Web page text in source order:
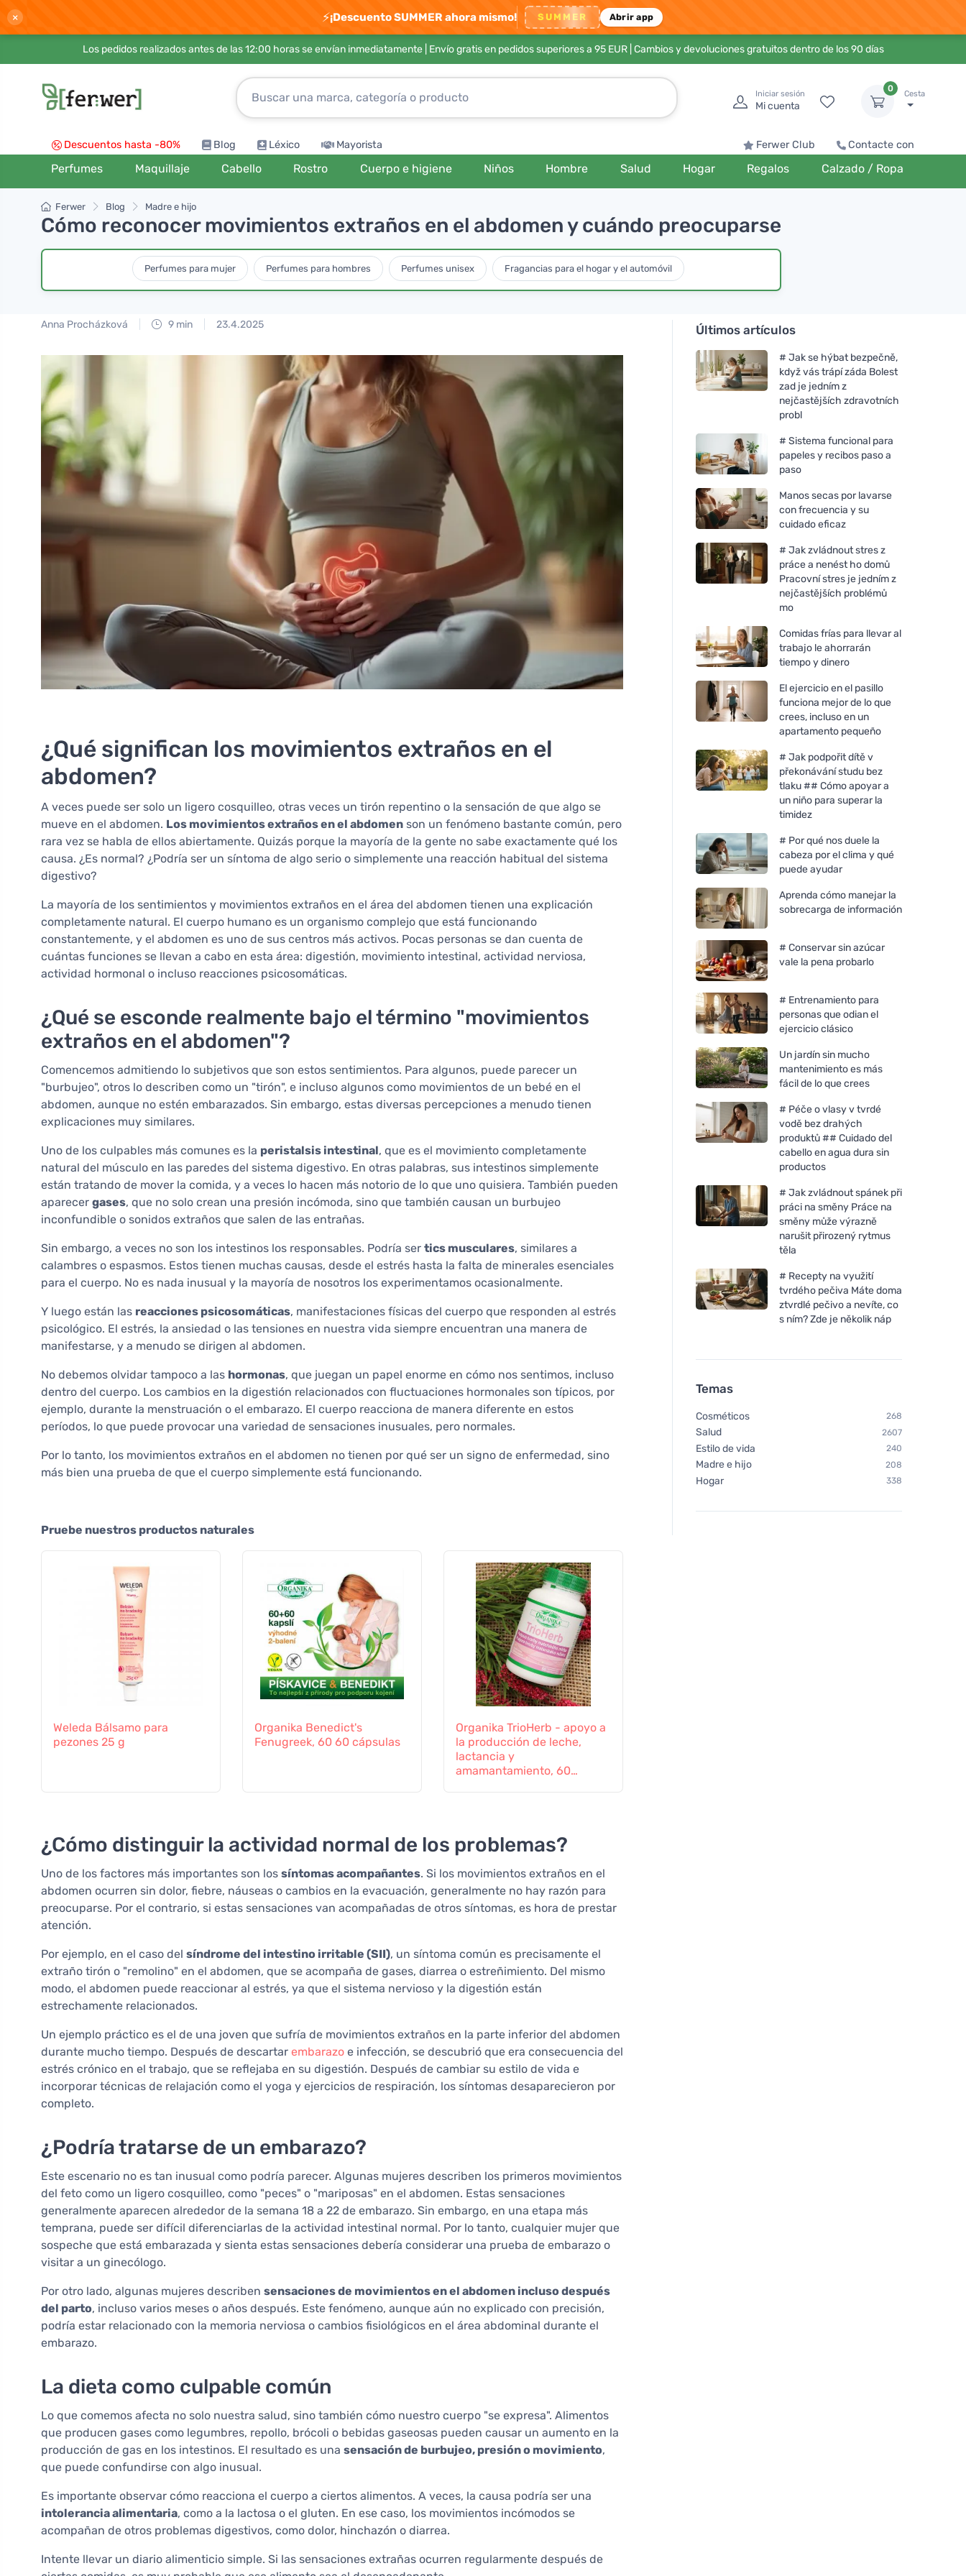
× ⚡¡Descuento SUMMER ahora mismo! SUMMER Abrir app
Los pedidos realizados antes de las 12:00 horas se envían inmediatamente | Envío gratis en pedidos superiores a 95 EUR| Cambios y devoluciones gratuitos dentro de los 90 días
Iniciar sesión
Mi cuenta
0
Cesta
Descuentos hasta -80% Blog Léxico Mayorista Ferwer Club Contacte con
Perfumes Maquillaje Cabello Rostro Cuerpo e higiene Niños Hombre Salud Hogar Regalos Calzado / Ropa
Ferwer Blog Madre e hijo
Cómo reconocer movimientos extraños en el abdomen y cuándo preocuparse
Perfumes para mujer Perfumes para hombres Perfumes unisex Fragancias para el hogar y el automóvil
Anna Procházková 9 min 23.4.2025
¿Qué significan los movimientos extraños en el
abdomen?
A veces puede ser solo un ligero cosquilleo, otras veces un tirón repentino o la sensación de que algo se
mueve en el abdomen. Los movimientos extraños en el abdomen son un fenómeno bastante común, pero
rara vez se habla de ellos abiertamente. Quizás porque la mayoría de la gente no sabe exactamente qué los
causa. ¿Es normal? ¿Podría ser un síntoma de algo serio o simplemente una reacción habitual del sistema
digestivo?
La mayoría de los sentimientos y movimientos extraños en el área del abdomen tienen una explicación
completamente natural. El cuerpo humano es un organismo complejo que está funcionando
constantemente, y el abdomen es uno de sus centros más activos. Pocas personas se dan cuenta de
cuántas funciones se llevan a cabo en esta área: digestión, movimiento intestinal, actividad nerviosa,
actividad hormonal o incluso reacciones psicosomáticas.
¿Qué se esconde realmente bajo el término "movimientos
extraños en el abdomen"?
Comencemos admitiendo lo subjetivos que son estos sentimientos. Para algunos, puede parecer un
"burbujeo", otros lo describen como un "tirón", e incluso algunos como movimientos de un bebé en el
abdomen, aunque no estén embarazados. Sin embargo, estas diversas percepciones a menudo tienen
explicaciones muy similares.
Uno de los culpables más comunes es la peristalsis intestinal, que es el movimiento completamente
natural del músculo en las paredes del sistema digestivo. En otras palabras, sus intestinos simplemente
están tratando de mover la comida, y a veces lo hacen más notorio de lo que uno quisiera. También pueden
aparecer gases, que no solo crean una presión incómoda, sino que también causan un burbujeo
inconfundible o sonidos extraños que salen de las entrañas.
Sin embargo, a veces no son los intestinos los responsables. Podría ser tics musculares, similares a
calambres o espasmos. Estos tienen muchas causas, desde el estrés hasta la falta de minerales esenciales
para el cuerpo. No es nada inusual y la mayoría de nosotros los experimentamos ocasionalmente.
Y luego están las reacciones psicosomáticas, manifestaciones físicas del cuerpo que responden al estrés
psicológico. El estrés, la ansiedad o las tensiones en nuestra vida siempre encuentran una manera de
manifestarse, y a menudo se dirigen al abdomen.
No debemos olvidar tampoco a las hormonas, que juegan un papel enorme en cómo nos sentimos, incluso
dentro del cuerpo. Los cambios en la digestión relacionados con fluctuaciones hormonales son típicos, por
ejemplo, durante la menstruación o el embarazo. El cuerpo reacciona de manera diferente en estos
períodos, lo que puede provocar una variedad de sensaciones inusuales, pero normales.
Por lo tanto, los movimientos extraños en el abdomen no tienen por qué ser un signo de enfermedad, sino
más bien una prueba de que el cuerpo simplemente está funcionando.
Pruebe nuestros productos naturales
Weleda Bálsamo para
pezones 25 g
Organika Benedict's
Fenugreek, 60 60 cápsulas
Organika TrioHerb - apoyo a
la producción de leche,
lactancia y
amamantamiento, 60
¿Cómo distinguir la actividad normal de los problemas?
Uno de los factores más importantes son los síntomas acompañantes. Si los movimientos extraños en el
abdomen ocurren sin dolor, fiebre, náuseas o cambios en la evacuación, generalmente no hay razón para
preocuparse. Por el contrario, si estas sensaciones van acompañadas de otros síntomas, es hora de prestar
atención.
Por ejemplo, en el caso del síndrome del intestino irritable (SII), un síntoma común es precisamente el
extraño tirón o "remolino" en el abdomen, que se acompaña de gases, diarrea o estreñimiento. Del mismo
modo, el abdomen puede reaccionar al estrés, ya que el sistema nervioso y la digestión están
estrechamente relacionados.
Un ejemplo práctico es el de una joven que sufría de movimientos extraños en la parte inferior del abdomen
durante mucho tiempo. Después de descartar embarazo e infección, se descubrió que era consecuencia del
estrés crónico en el trabajo, que se reflejaba en su digestión. Después de cambiar su estilo de vida e
incorporar técnicas de relajación como el yoga y ejercicios de respiración, los síntomas desaparecieron por
completo.
¿Podría tratarse de un embarazo?
Este escenario no es tan inusual como podría parecer. Algunas mujeres describen los primeros movimientos
del feto como un ligero cosquilleo, como "peces" o "mariposas" en el abdomen. Estas sensaciones
generalmente aparecen alrededor de la semana 18 a 22 de embarazo. Sin embargo, en una etapa más
temprana, puede ser difícil diferenciarlas de la actividad intestinal normal. Por lo tanto, cualquier mujer que
sospeche que está embarazada y sienta estas sensaciones debería considerar una prueba de embarazo o
visitar a un ginecólogo.
Por otro lado, algunas mujeres describen sensaciones de movimientos en el abdomen incluso después
del parto, incluso varios meses o años después. Este fenómeno, aunque aún no explicado con precisión,
podría estar relacionado con la memoria nerviosa o cambios fisiológicos en el área abdominal durante el
embarazo.
La dieta como culpable común
Lo que comemos afecta no solo nuestra salud, sino también cómo nuestro cuerpo "se expresa". Alimentos
que producen gases como legumbres, repollo, brócoli o bebidas gaseosas pueden causar un aumento en la
producción de gas en los intestinos. El resultado es una sensación de burbujeo, presión o movimiento,
que puede confundirse con algo inusual.
Es importante observar cómo reacciona el cuerpo a ciertos alimentos. A veces, la causa podría ser una
intolerancia alimentaria, como a la lactosa o el gluten. En ese caso, los movimientos incómodos se
acompañan de otros problemas digestivos, como dolor, hinchazón o diarrea.
Intente llevar un diario alimenticio simple. Si las sensaciones extrañas ocurren regularmente después de
Últimos artículos
# Jak se hýbat bezpečně,
když vás trápí záda Bolest
zad je jedním z
nejčastějších zdravotních
probl
# Sistema funcional para
papeles y recibos paso a
paso
Manos secas por lavarse
con frecuencia y su
cuidado eficaz
# Jak zvládnout stres z
práce a nenést ho domů
Pracovní stres je jedním z
nejčastějších problémů
mo
Comidas frías para llevar al
trabajo le ahorrarán
tiempo y dinero
El ejercicio en el pasillo
funciona mejor de lo que
crees, incluso en un
apartamento pequeño
# Jak podpořit dítě v
překonávání studu bez
tlaku ## Cómo apoyar a
un niño para superar la
timidez
# Por qué nos duele la
cabeza por el clima y qué
puede ayudar
Aprenda cómo manejar la
sobrecarga de información
# Conservar sin azúcar
vale la pena probarlo
# Entrenamiento para
personas que odian el
ejercicio clásico
Un jardín sin mucho
mantenimiento es más
fácil de lo que crees
# Péče o vlasy v tvrdé
vodě bez drahých
produktů ## Cuidado del
cabello en agua dura sin
productos
# Jak zvládnout spánek při
práci na směny Práce na
směny může výrazně
narušit přirozený rytmus
těla
# Recepty na využití
tvrdého pečiva Máte doma
ztvrdlé pečivo a nevíte, co
s ním? Zde je několik náp
Temas
Cosméticos 268
Salud 2607
Estilo de vida 240
Madre e hijo 208
Hogar 338